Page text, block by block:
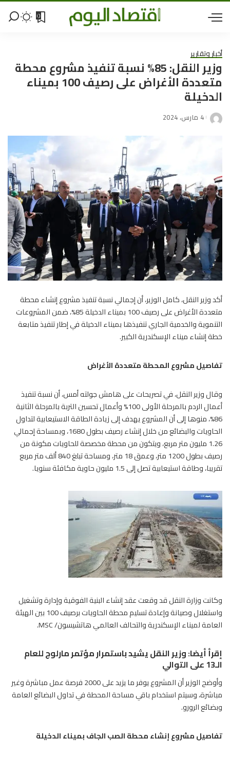
0
أخبار وتقارير
وزير النقل: 85% نسبة تنفيذ مشروع محطة
متعددة الأغراض على رصيف 100 بميناء
الدخيلة
4 مارس، 2024
أكد وزير النقل، كامل الوزير، أن إجمالي نسبة تنفيذ مشروع إنشاء محطة
متعددة الأغراض على رصيف 100 بميناء الدخيلة 85%، ضمن المشروعات
التنموية والخدمية الجاري تنفيذها بميناء الدخيلة في إطار تنفيذ متابعة
خطة إنشاء ميناء الإسكندرية الكبير.
تفاصيل مشروع المحطة متعددة الأغراض
وقال وزير النقل، في تصريحات على هامش جولته أمس، أن نسبة تنفيذ
أعمال الردم بالمرحلة الأولى 100% وأعمال تحسين التربة بالمرحلة الثانية
86%، منوها إلى أن المشروع يهدف إلى زيادة الطاقة الاستيعابية لتداول
الحاويات والبضائع من خلال إنشاء رصيف بطول 1680، وبمساحة إجمالي
1.26 مليون متر مربع، ويتكون من محطة مخصصة للحاويات مكونة من
رصيف بطول 1200 متر، وعمق 18 متر، ومساحة تبلغ 840 ألف متر مربع
تقريبا، وطاقة استيعابية تصل إلى 1.5 مليون حاوية مكافئة سنويا.
وكانت وزارة النقل قد وقعت عقد إنشاء البنية الفوقية وإدارة وتشغيل
واستغلال وصيانة وإعادة تسليم محطة الحاويات برصيف 100 بين الهيئة
العامة لميناء الإسكندرية والتحالف العالمي هاتشيسون/ MSC.
إقرأ أيضا: وزير النقل يشيد باستمرار مؤتمر مارلوج للعام
الـ13 على التوالي
وأوضح الوزير أن المشروع يوفر ما يزيد على 2000 فرصة عمل مباشرة وغير
مباشرة، وسيتم استخدام باقي مساحة المحطة في تداول البضائع العامة
وبضائع الرورو.
تفاصيل مشروع إنشاء محطة الصب الجاف بميناء الدخيلة